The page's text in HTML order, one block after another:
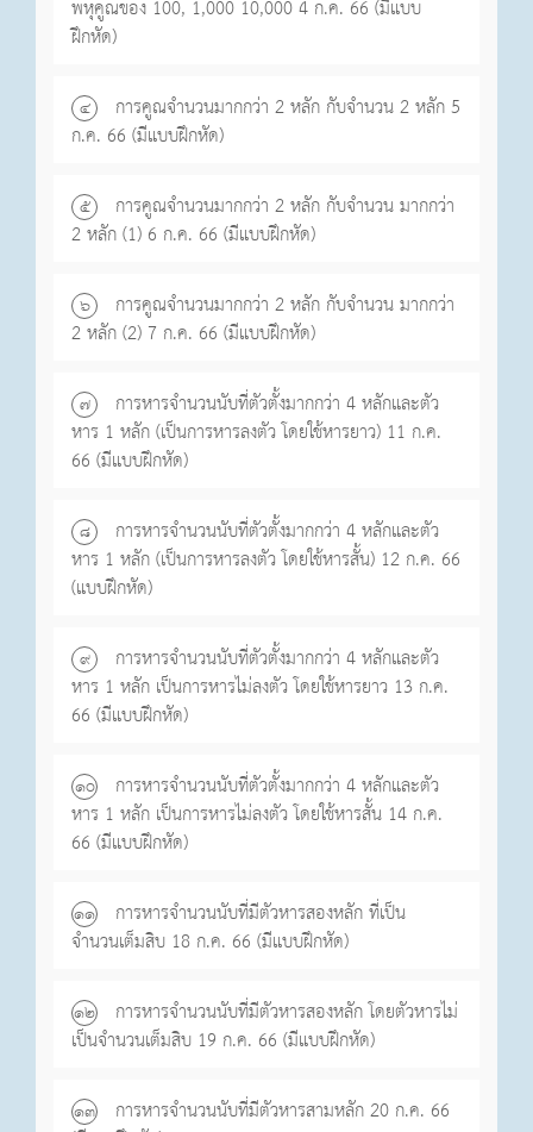
พหุคูณของ 100, 1,000 10,000 4 ก.ค. 66 (มีแบบ
ฝึกหัด)
๔
การคูณจำนวนมากกว่า 2 หลัก กับจำนวน 2 หลัก 5
ก.ค. 66 (มีแบบฝึกหัด)
๕
การคูณจำนวนมากกว่า 2 หลัก กับจำนวน มากกว่า
2 หลัก (1) 6 ก.ค. 66 (มีแบบฝึกหัด)
๖
การคูณจำนวนมากกว่า 2 หลัก กับจำนวน มากกว่า
2 หลัก (2) 7 ก.ค. 66 (มีแบบฝึกหัด)
๗
การหารจำนวนนับที่ตัวตั้งมากกว่า 4 หลักและตัว
หาร 1 หลัก (เป็นการหารลงตัว โดยใช้หารยาว) 11 ก.ค.
66 (มีแบบฝึกหัด)
๘
การหารจำนวนนับที่ตัวตั้งมากกว่า 4 หลักและตัว
หาร 1 หลัก (เป็นการหารลงตัว โดยใช้หารสั้น) 12 ก.ค. 66
(แบบฝึกหัด)
๙
การหารจำนวนนับที่ตัวตั้งมากกว่า 4 หลักและตัว
หาร 1 หลัก เป็นการหารไม่ลงตัว โดยใช้หารยาว 13 ก.ค.
66 (มีแบบฝึกหัด)
๑o
การหารจำนวนนับที่ตัวตั้งมากกว่า 4 หลักและตัว
หาร 1 หลัก เป็นการหารไม่ลงตัว โดยใช้หารสั้น 14 ก.ค.
66 (มีแบบฝึกหัด)
๑๑
การหารจำนวนนับที่มีตัวหารสองหลัก ที่เป็น
จำนวนเต็มสิบ 18 ก.ค. 66 (มีแบบฝึกหัด)
๑๒
การหารจำนวนนับที่มีตัวหารสองหลัก โดยตัวหารไม่
เป็นจำนวนเต็มสิบ 19 ก.ค. 66 (มีแบบฝึกหัด)
๑๓
การหารจำนวนนับที่มีตัวหารสามหลัก 20 ก.ค. 66